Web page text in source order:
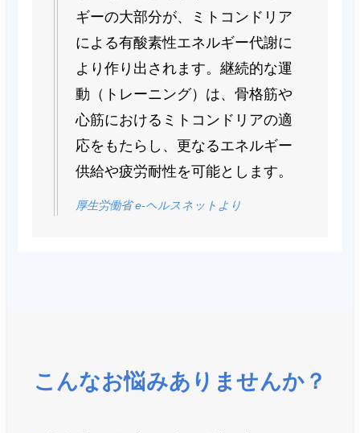
ギーの大部分が、ミトコンドリア
による有酸素性エネルギー代謝に
より作り出されます。継続的な運
動（トレーニング）は、骨格筋や
心筋におけるミトコンドリアの適
応をもたらし、更なるエネルギー
供給や疲労耐性を可能とします。
厚生労働省 e-ヘルスネットより
こんなお悩みありませんか？